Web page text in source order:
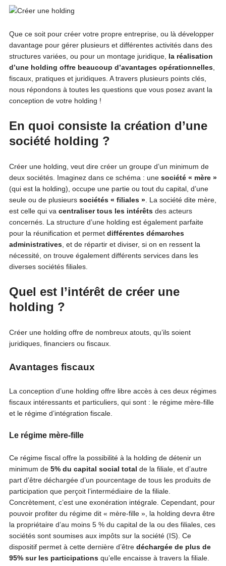
Que ce soit pour créer votre propre entreprise, ou là développer
davantage pour gérer plusieurs et différentes activités dans des
structures variées, ou pour un montage juridique, la réalisation
d’une holding offre beaucoup d’avantages opérationnelles,
fiscaux, pratiques et juridiques. A travers plusieurs points clés,
nous répondons à toutes les questions que vous posez avant la
conception de votre holding !
En quoi consiste la création d’une
société holding ?
Créer une holding, veut dire créer un groupe d’un minimum de
deux sociétés. Imaginez dans ce schéma : une société « mère »
(qui est la holding), occupe une partie ou tout du capital, d’une
seule ou de plusieurs sociétés « filiales ». La société dite mère,
est celle qui va centraliser tous les intérêtsdes acteurs
concernés. La structure d’une holding est également parfaite
pour la réunification et permet différentes démarches
administratives, et de répartir et diviser, si on en ressent la
nécessité, on trouve également différents services dans les
diverses sociétés filiales.
Quel est l’intérêt de créer une
holding ?
Créer une holding offre de nombreux atouts, qu’ils soient
juridiques, financiers ou fiscaux.
Avantages fiscaux
La conception d’une holding offre libre accès à ces deux régimes
fiscaux intéressants et particuliers, qui sont : le régime mère-fille
et le régime d’intégration fiscale.
Le régime mère-fille
Ce régime fiscal offre la possibilité à la holding de détenir un
minimum de 5% du capital social total de la filiale, et d’autre
part d’être déchargée d’un pourcentage de tous les produits de
participation que perçoit l’intermédiaire de la filiale.
Concrètement, c’est une exonération intégrale. Cependant, pour
pouvoir profiter du régime dit « mère-fille », la holding devra être
la propriétaire d’au moins 5 % du capital de la ou des filiales, ces
sociétés sont soumises aux impôts sur la société (IS). Ce
dispositif permet à cette dernière d’être déchargée de plus de
95% sur les participationsqu’elle encaisse à travers la filiale.